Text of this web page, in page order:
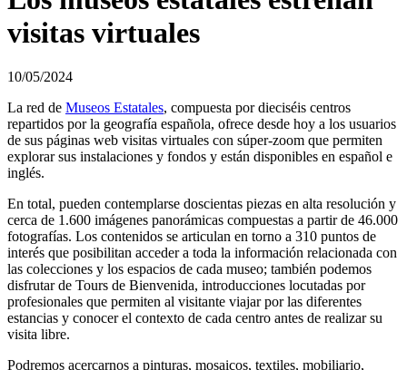
visitas virtuales
10/05/2024
La red de Museos Estatales, compuesta por dieciséis centros
repartidos por la geografía española, ofrece desde hoy a los usuarios
de sus páginas web visitas virtuales con súper-zoom que permiten
explorar sus instalaciones y fondos y están disponibles en español e
inglés.
En total, pueden contemplarse doscientas piezas en alta resolución y
cerca de 1.600 imágenes panorámicas compuestas a partir de 46.000
fotografías. Los contenidos se articulan en torno a 310 puntos de
interés que posibilitan acceder a toda la información relacionada con
las colecciones y los espacios de cada museo; también podemos
disfrutar de Tours de Bienvenida, introducciones locutadas por
profesionales que permiten al visitante viajar por las diferentes
estancias y conocer el contexto de cada centro antes de realizar su
visita libre.
Podremos acercarnos a pinturas, mosaicos, textiles, mobiliario,